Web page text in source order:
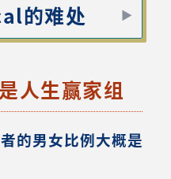
的难处
人生赢家组
的男女比例大概是